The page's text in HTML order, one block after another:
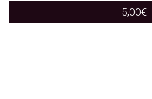
5,00€